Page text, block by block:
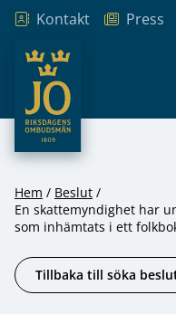
Hoppa till innehåll
Kontakt Press
JO – Riksdagens
Hem
Beslut
En skattemyndighet har
som inhämtats i ett
Tillbaka till söka